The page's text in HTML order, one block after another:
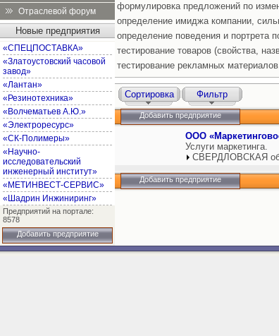
Отраслевой форум
Новые предприятия
«СПЕЦПОСТАВКА»
«Златоустовский часовой
завод»
«Лантан»
«Резинотехника»
«Волчематьев А.Ю.»
«Электроресурс»
«СК-Полимеры»
«Научно-
исследовательский
инженерный институт»
«МЕТИНВЕСТ-СЕРВИС»
«Шадрин Инжиниринг»
Предприятий на портале:
8578
Добавить предприятие
формулировка предложений по
определение имиджа компании,
определение поведения и портрета
тестирование товаров (свойства,
тестирование рекламных
Сортировка Фильтр
Добавить предприятие
ООО
Услуги маркетинга.
СВЕРДЛОВСКАЯ
Добавить предприятие